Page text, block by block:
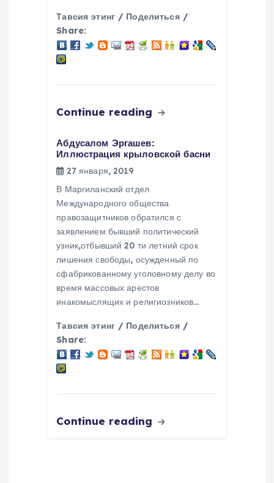
Тавсия этинг / Поделиться /
Share:
Continue reading
Абдусалом Эргашев:
Иллюстрация крыловской басни
27 января, 2019
В Маргиланский отдел
Международного общества
правозащитников обратился с
заявлением бывший политический
узник,отбывший 20 ти летний срок
лишения свободы, осужденный по
сфабрикованному уголовному делу во
время массовых арестов
инакомыслящих и религиозников…
Тавсия этинг / Поделиться /
Share:
Continue reading